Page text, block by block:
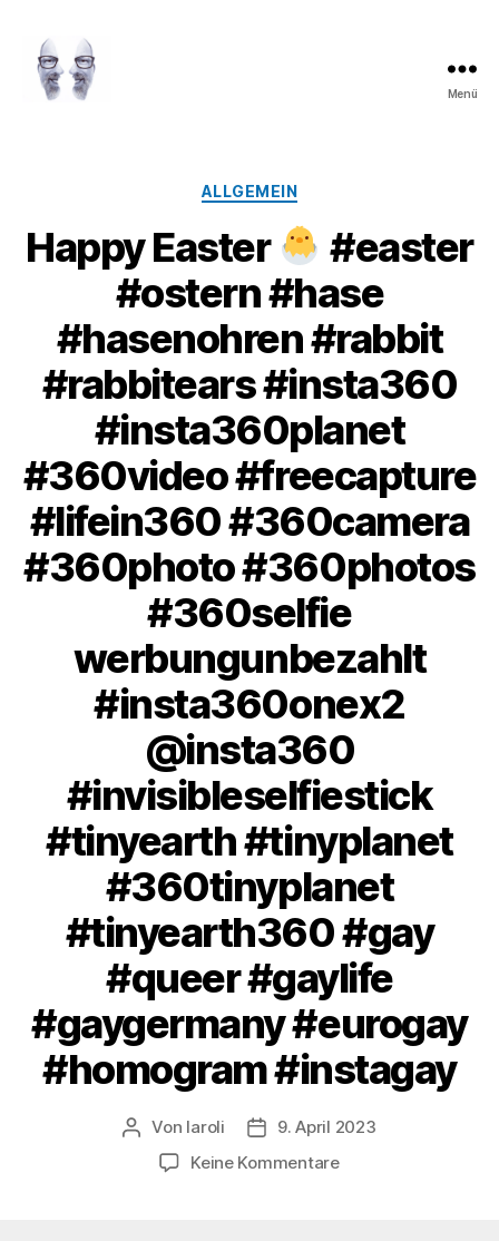
Menü
Kategorien
ALLGEMEIN
Happy Easter
#easter
#ostern #hase
#hasenohren #rabbit
#rabbitears #insta360
#insta360planet
#360video #freecapture
#lifein360 #360camera
#360photo #360photos
#360selfie
werbungunbezahlt
#insta360onex2
@insta360
#invisibleselfiestick
#tinyearth #tinyplanet
#360tinyplanet
#tinyearth360 #gay
#queer #gaylife
#gaygermany #eurogay
#homogram #instagay
Beitragsautor
Von laroli Veröffentlichungsdatum
9. April 2023
Keine Kommentarezu